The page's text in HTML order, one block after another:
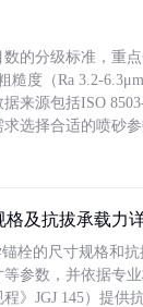
的分级标准，重
糙度（Ra 3.2-
来源包括ISO
选择合适的喷砂参
格及抗拔承载力
栓的尺寸规格和
参数，并依据专
》JGJ 145）提供